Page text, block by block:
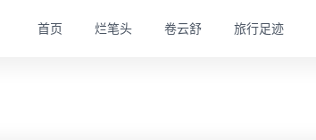
首页 烂笔头 卷云舒 旅行足迹